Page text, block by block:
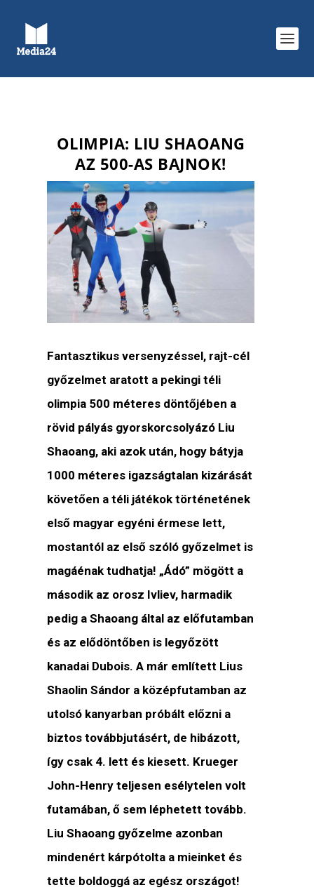
OLIMPIA: LIU SHAOANG
AZ 500-AS BAJNOK!
Fantasztikus versenyzéssel, rajt-cél
győzelmet aratott a pekingi téli
olimpia 500 méteres döntőjében a
rövid pályás gyorskorcsolyázó Liu
Shaoang, aki azok után, hogy bátyja
1000 méteres igazságtalan kizárását
követően a téli játékok történetének
első magyar egyéni érmese lett,
mostantól az első szóló győzelmet is
magáénak tudhatja! „Ádó” mögött a
második az orosz Ivliev, harmadik
pedig a Shaoang által az előfutamban
és az elődöntőben is legyőzött
kanadai Dubois. A már említett Lius
Shaolin Sándor a középfutamban az
utolsó kanyarban próbált előzni a
biztos továbbjutásért, de hibázott,
így csak 4. lett és kiesett. Krueger
John-Henry teljesen esélytelen volt
futamában, ő sem léphetett tovább.
Liu Shaoang győzelme azonban
mindenért kárpótolta a mieinket és
tette boldoggá az egész országot!